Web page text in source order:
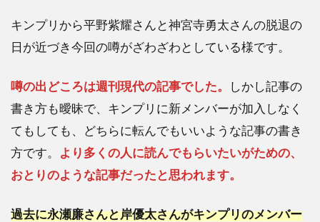
キンプリから平野紫耀さんと神宮寺勇太さんの脱退の
日が近づき今回の噂がざわざわとしている様です。
噂の出どころは週刊現代の記事でした。
しかし記事の
書き方も曖昧で、キンプリに新メンバーが加入しなく
てもしても、どちらに転んでもいいような記事の書き
方です。 より多くの人に読んでもらいたいがための、
おとりのような記事だったと思われます。
過去に永瀬廉さんと岸優太さんがキンプリのメンバー